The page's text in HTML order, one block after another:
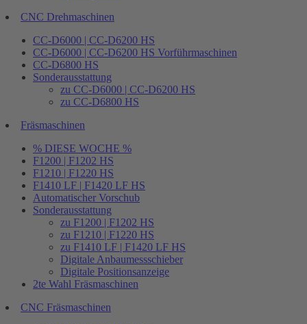
CNC Drehmaschinen
CC-D6000 | CC-D6200 HS
CC-D6000 | CC-D6200 HS Vorführmaschinen
CC-D6800 HS
Sonderausstattung
zu CC-D6000 | CC-D6200 HS
zu CC-D6800 HS
Fräsmaschinen
% DIESE WOCHE %
F1200 | F1202 HS
F1210 | F1220 HS
F1410 LF | F1420 LF HS
Automatischer Vorschub
Sonderausstattung
zu F1200 | F1202 HS
zu F1210 | F1220 HS
zu F1410 LF | F1420 LF HS
Digitale Anbaumessschieber
Digitale Positionsanzeige
2te Wahl Fräsmaschinen
CNC Fräsmaschinen